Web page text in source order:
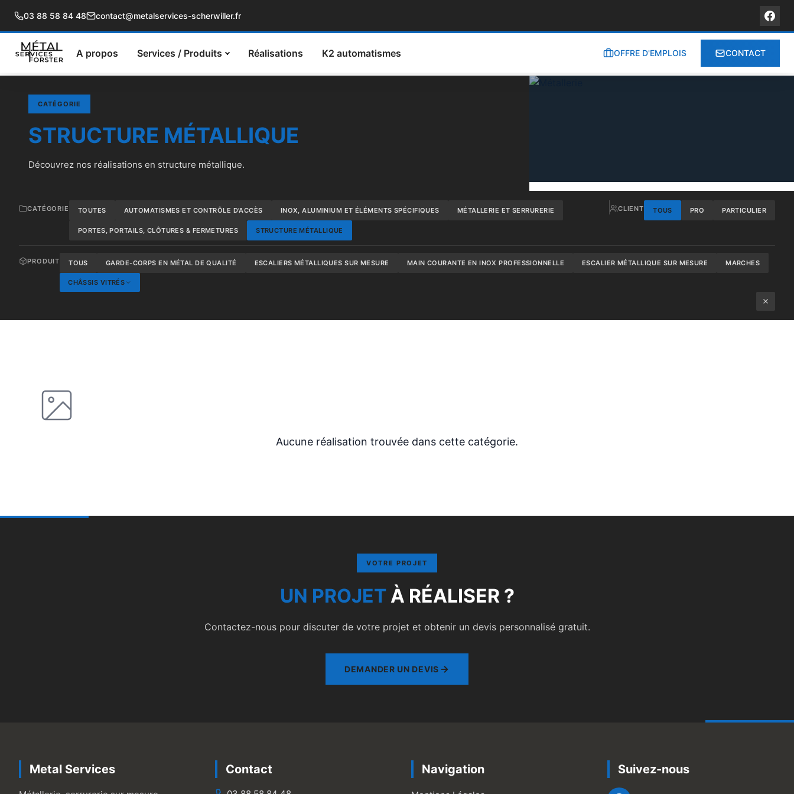
03 88 58 84 48 contact@metalservices-scherwiller.fr
A propos Services / Produits Réalisations K2 automatismes OFFRE D'EMPLOIS CONTACT
CATÉGORIE
STRUCTURE MÉTALLIQUE
Découvrez nos réalisations en structure métallique.
CATÉGORIE TOUTES AUTOMATISMES ET CONTRÔLE D'ACCÈS INOX, ALUMINIUM ET ÉLÉMENTS SPÉCIFIQUES MÉTALLERIE ET SERRURERIE
PORTES, PORTAILS, CLÔTURES & FERMETURES STRUCTURE MÉTALLIQUE
CLIENT TOUS PRO PARTICULIER
PRODUIT TOUS GARDE-CORPS EN MÉTAL DE QUALITÉ ESCALIERS MÉTALLIQUES SUR MESURE MAIN COURANTE EN INOX PROFESSIONNELLE ESCALIER MÉTALLIQUE SUR MESURE MARCHES
CHÂSSIS VITRÉS
Aucune réalisation trouvée dans cette catégorie.
VOTRE PROJET
UN PROJETÀ RÉALISER ?
Contactez-nous pour discuter de votre projet et obtenir un devis personnalisé gratuit.
DEMANDER UN DEVIS
Metal Services Contact Navigation Suivez-nous